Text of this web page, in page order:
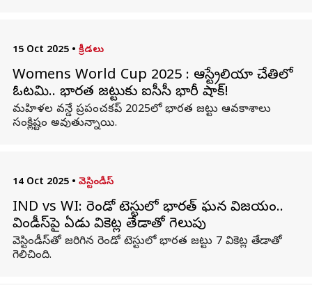
15 Oct 2025 • క్రీడలు
Womens World Cup 2025 : ఆస్ట్రేలియా చేతిలో
ఓటమి.. భారత జట్టుకు ఐసీసీ భారీ షాక్!
మహిళల వన్డే ప్రపంచకప్ 2025లో భారత జట్టు ఆవకాశాలు
సంక్లిష్టం అవుతున్నాయి.
14 Oct 2025 • వెస్టిండీస్
IND vs WI: రెండో టెస్టులో భారత్ ఘన విజయం..
విండీస్‌పై ఏడు వికెట్ల తేడాతో గెలుపు
వెస్టిండీస్‌తో జరిగిన రెండో టెస్టులో భారత జట్టు 7 వికెట్ల తేడాతో
గెలిచింది.